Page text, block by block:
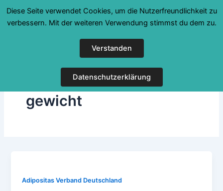
gewicht
Adipositas Verband Deutschland
Diese Seite verwendet Cookies, um die Nutzerfreundlichkeit zu
verbessern. Mit der weiteren Verwendung stimmst du dem zu.
Verstanden
Datenschutzerklärung